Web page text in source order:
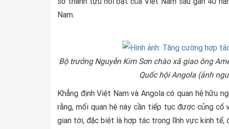
Nam.
Bộ trưởng Nguyễn Kim Sơn chào xã giao ông
Quốc hội Angola (ảnh
Khẳng định Việt Nam và Angola có quan hệ hữu
rằng, mối quan hệ này cần tiếp tục được củng
gian tới, đặc biệt là hợp tác trong lĩnh vực kinh tế,